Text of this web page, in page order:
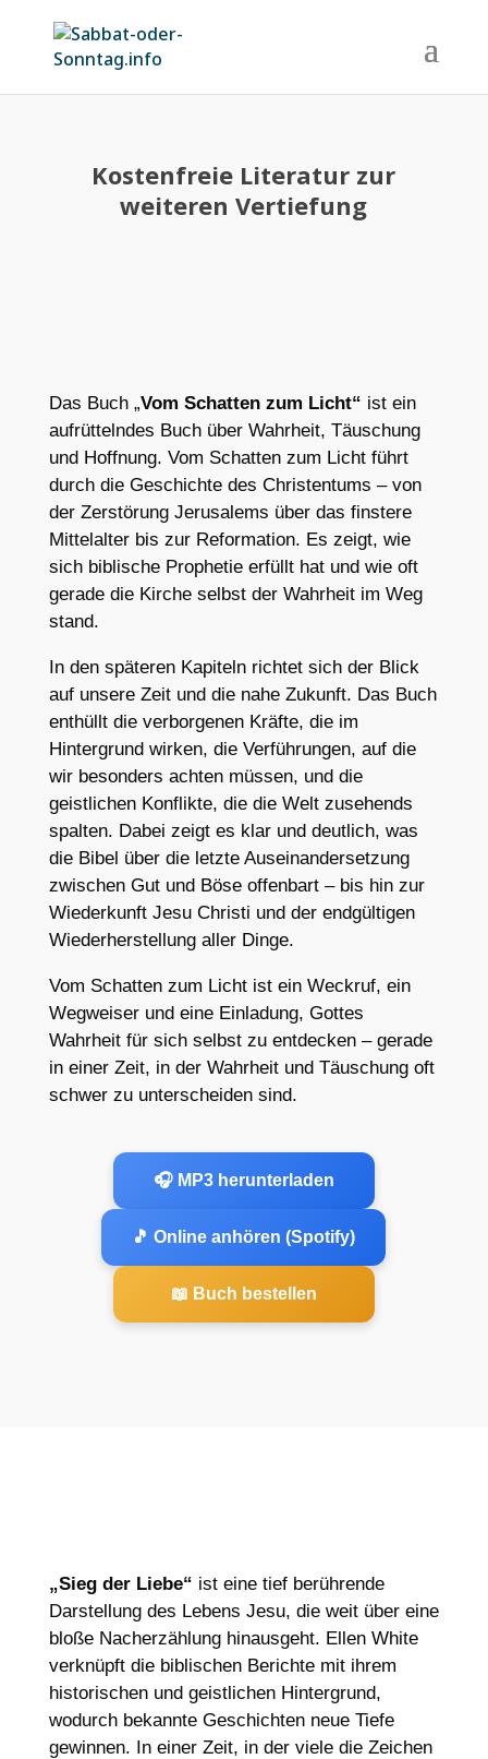
Kostenfreie Literatur zur
weiteren Vertiefung
Das Buch „Vom Schatten zum Licht“ ist ein
aufrüttelndes Buch über Wahrheit, Täuschung
und Hoffnung. Vom Schatten zum Licht führt
durch die Geschichte des Christentums – von
der Zerstörung Jerusalems über das finstere
Mittelalter bis zur Reformation. Es zeigt, wie
sich biblische Prophetie erfüllt hat und wie oft
gerade die Kirche selbst der Wahrheit im Weg
stand.
In den späteren Kapiteln richtet sich der Blick
auf unsere Zeit und die nahe Zukunft. Das Buch
enthüllt die verborgenen Kräfte, die im
Hintergrund wirken, die Verführungen, auf die
wir besonders achten müssen, und die
geistlichen Konflikte, die die Welt zusehends
spalten. Dabei zeigt es klar und deutlich, was
die Bibel über die letzte Auseinandersetzung
zwischen Gut und Böse offenbart – bis hin zur
Wiederkunft Jesu Christi und der endgültigen
Wiederherstellung aller Dinge.
Vom Schatten zum Licht ist ein Weckruf, ein
Wegweiser und eine Einladung, Gottes
Wahrheit für sich selbst zu entdecken – gerade
in einer Zeit, in der Wahrheit und Täuschung oft
schwer zu unterscheiden sind.
🎧 MP3 herunterladen
🎵 Online anhören (Spotify)
📖 Buch bestellen
„Sieg der Liebe“ ist eine tief berührende
Darstellung des Lebens Jesu, die weit über eine
bloße Nacherzählung hinausgeht. Ellen White
verknüpft die biblischen Berichte mit ihrem
historischen und geistlichen Hintergrund,
wodurch bekannte Geschichten neue Tiefe
gewinnen. In einer Zeit, in der viele die Zeichen